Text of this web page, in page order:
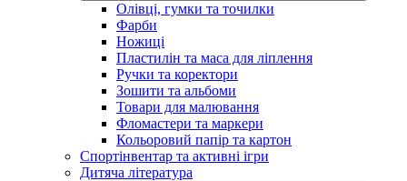
Олівці, гумки та точилки
Фарби
Ножиці
Пластилін та маса для ліплення
Ручки та коректори
Зошити та альбоми
Товари для малювання
Фломастери та маркери
Кольоровий папір та картон
Спортінвентар та активні ігри
Дитяча література